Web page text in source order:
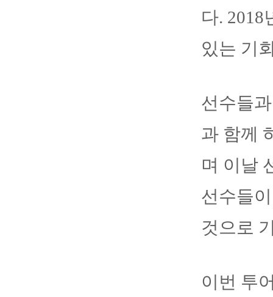
다. 2018
있는 기
선수들
과 함께
며 이날
선수들
것으로
이번 투